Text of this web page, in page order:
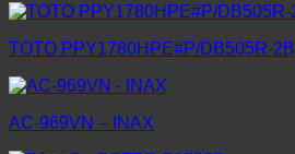
TOTO PPY1780HPE#P/DB505R-2B
AC-969VN – INAX